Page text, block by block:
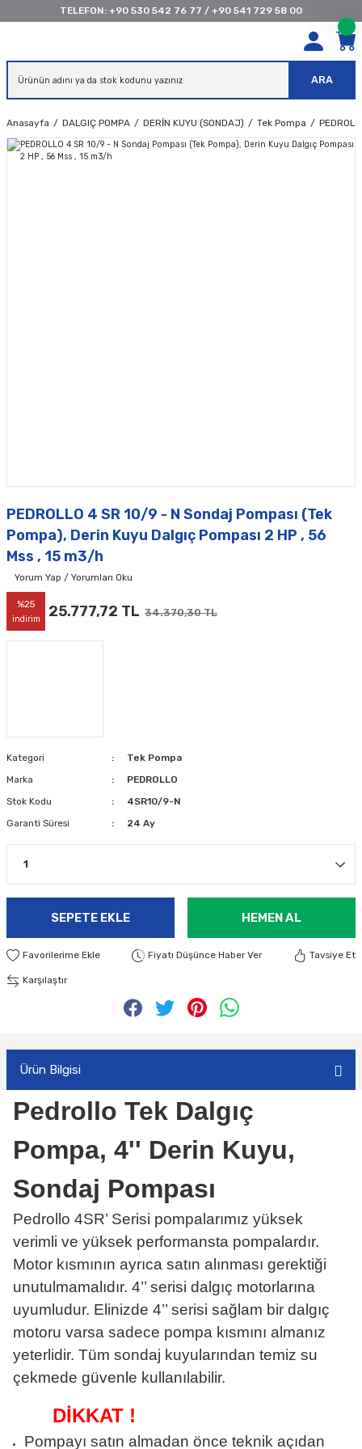
TELEFON: +90 530 542 76 77 / +90 541 729 58 00
ARA
Anasayfa DALGIÇ POMPA DERİN KUYU (SONDAJ) Tek Pompa
PEDROLLO 4 SR 10/9 - N Sondaj Pompası (Tek
Pompa), Derin Kuyu Dalgıç Pompası 2 HP , 56
Mss , 15 m3/h
Yorum Yap / Yorumları Oku
%25
indirim 25.777,72 TL 34.370,30 TL
Kategori
Tek Pompa
Marka
PEDROLLO
Stok Kodu
4SR10/9-N
Garanti Süresi
24 Ay
SEPETE EKLE HEMEN AL
Fiyatı Düşünce Haber Ver Tavsiye Et
Karşılaştır
Ürün Bilgisi
Pedrollo Tek Dalgıç
Pompa, 4'' Derin Kuyu,
Sondaj Pompası
Pedrollo 4SR’ Serisi pompalarımız yüksek
verimli ve yüksek performansta pompalardır.
Motor kısmının ayrıca satın alınması gerektiği
unutulmamalıdır. 4’’ serisi dalgıç motorlarına
uyumludur. Elinizde 4’’ serisi sağlam bir dalgıç
motoru varsa sadece pompa kısmını almanız
yeterlidir. Tüm sondaj kuyularından temiz su
çekmede güvenle kullanılabilir.
DİKKAT !
Pompayı satın almadan önce teknik açıdan